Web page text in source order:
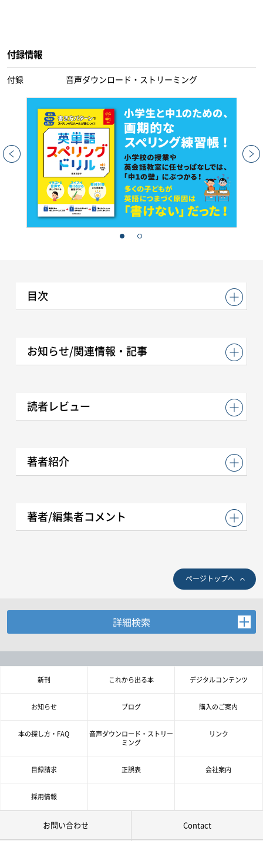
付録情報
付録 音声ダウンロード・ストリーミング
目次
お知らせ/関連情報・記事
読者レビュー
著者紹介
著者/編集者コメント
ページトップへ
詳細検索
情報を入力、選択後検索ボタンを押してください。
言 語
ジャンル
新刊 これから出る本 デジタルコンテンツ
お知らせ ブログ 購入のご案内
本の探し方・FAQ
音声ダウンロード・ストリー
ミング
リンク
目録請求 正誤表 会社案内
採用情報
お問い合わせ Contact